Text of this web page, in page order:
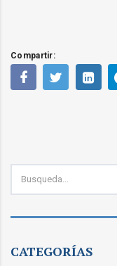
CATEGORÍAS